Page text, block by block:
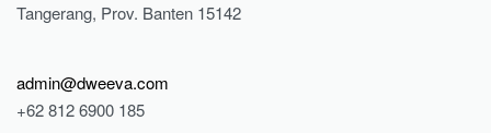
Tangerang, Prov. Banten 15142
admin@dweeva.com
+62 812 6900 185